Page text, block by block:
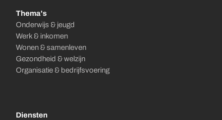
Thema's
Onderwijs & jeugd
Werk & inkomen
Wonen & samenleven
Gezondheid & welzijn
Organisatie & bedrijfsvoering
Diensten